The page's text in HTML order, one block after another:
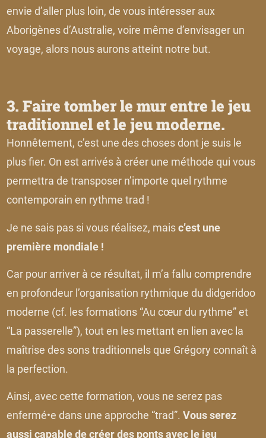
envie d’aller plus loin, de vous intéresser aux
Aborigènes d’Australie, voire même d’envisager un
voyage, alors nous aurons atteint notre but.
3. Faire tomber le mur entre le jeu
traditionnel et le jeu moderne.
Honnêtement, c’est une des choses dont je suis le
plus fier. On est arrivés à créer une méthode qui vous
permettra de transposer n’importe quel rythme
contemporain en rythme trad !
Je ne sais pas si vous réalisez, maisc’est une
première mondiale !
Car pour arriver à ce résultat, il m’a fallu comprendre
en profondeur l’organisation rythmique du didgeridoo
moderne (cf. les formations “Au cœur du rythme” et
“La passerelle”), tout en les mettant en lien avec la
maîtrise des sons traditionnels que Grégory connaît à
la perfection.
Ainsi, avec cette formation, vous ne serez pas
enfermé•e dans une approche “trad”.Vous serez
aussi capable de créer des ponts avec le jeu